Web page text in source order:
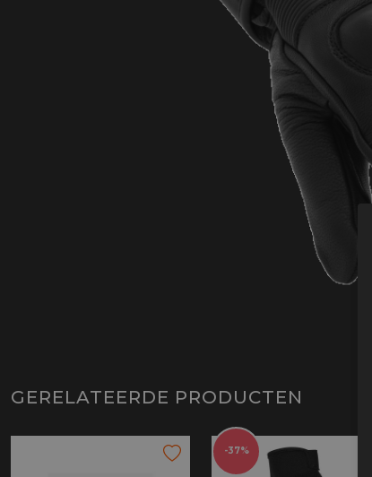
GERELATEERDE PRODUCTEN
-37%